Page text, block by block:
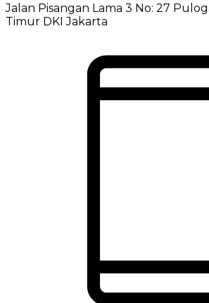
Jalan Pisangan Lama 3 No: 27
Timur DKI Jakarta